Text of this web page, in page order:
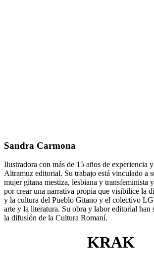
Sandra Carmona
Ilustradora con más de 15 años de experiencia
Altramuz editorial. Su trabajo está vinculado a
mujer gitana mestiza, lesbiana y transfeminista
por crear una narrativa propia que visibilice la
y la cultura del Pueblo Gitano y el colectivo
arte y la literatura. Su obra y labor editorial han
la difusión de la Cultura Romaní.
KRAK